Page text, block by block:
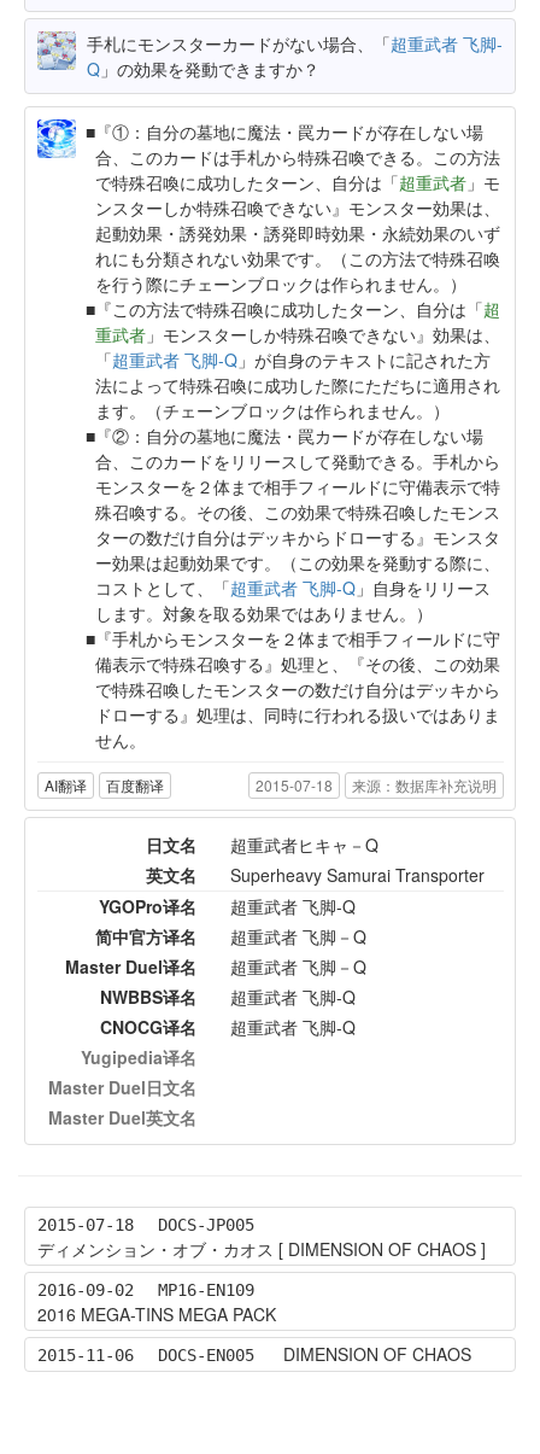
手札にモンスターカードがない場合、「超重武者 飞脚-
Q 」の効果を発動できますか？
『①：自分の墓地に魔法・罠カードが存在しない場
合、このカードは手札から特殊召喚できる。この方法
で特殊召喚に成功したターン、自分は「超重武者 」モ
ンスターしか特殊召喚できない』モンスター効果は、
起動効果・誘発効果・誘発即時効果・永続効果のいず
れにも分類されない効果です。（この方法で特殊召喚
を行う際にチェーンブロックは作られません。）
『この方法で特殊召喚に成功したターン、自分は「超
重武者 」モンスターしか特殊召喚できない』効果は、
「超重武者 飞脚-Q 」が自身のテキストに記された方
法によって特殊召喚に成功した際にただちに適用され
ます。（チェーンブロックは作られません。）
『②：自分の墓地に魔法・罠カードが存在しない場
合、このカードをリリースして発動できる。手札から
モンスターを２体まで相手フィールドに守備表示で特
殊召喚する。その後、この効果で特殊召喚したモンス
ターの数だけ自分はデッキからドローする』モンスタ
ー効果は起動効果です。（この効果を発動する際に、
コストとして、「超重武者 飞脚-Q 」自身をリリース
します。対象を取る効果ではありません。）
『手札からモンスターを２体まで相手フィールドに守
備表示で特殊召喚する』処理と、『その後、この効果
で特殊召喚したモンスターの数だけ自分はデッキから
ドローする』処理は、同時に行われる扱いではありま
せん。
AI翻译 百度翻译 2015-07-18 来源：数据库补充说明
日文名
超重武者ヒキャ－Q
英文名
Superheavy Samurai Transporter
YGOPro译名
超重武者 飞脚-Q
简中官方译名
超重武者 飞脚－Q
Master Duel译名
超重武者 飞脚－Q
NWBBS译名
超重武者 飞脚-Q
CNOCG译名
超重武者 飞脚-Q
Yugipedia译名
Master Duel日文名
Master Duel英文名
2015-07-18 DOCS-JP005
ディメンション・オブ・カオス [ DIMENSION OF CHAOS ]
2016-09-02 MP16-EN109
2016 MEGA-TINS MEGA PACK
2015-11-06 DOCS-EN005 DIMENSION OF CHAOS